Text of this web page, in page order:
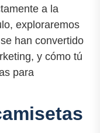
a la
exploraremos
han convertido
y cómo tú
para